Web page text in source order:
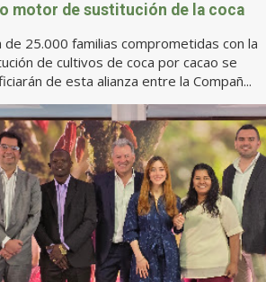
motor de sustitución de la coca
de 25.000 familias comprometidas con la
de cultivos de coca por cacao se
de esta alianza entre la Compañ...